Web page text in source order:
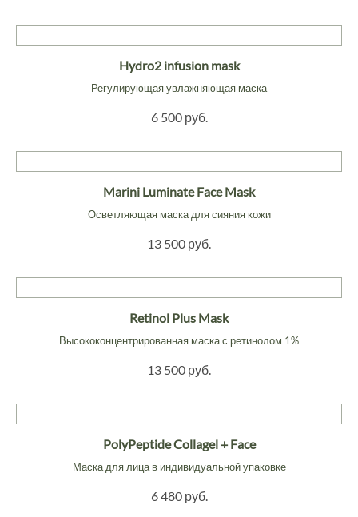
Hydro2 infusion mask
Регулирующая увлажняющая маска
6 500 руб.
Marini Luminate Face Mask
Осветляющая маска для сияния кожи
13 500 руб.
Retinol Plus Mask
Высококонцентрированная маска с ретинолом 1%
13 500 руб.
PolyPeptide Collagel + Face
Маска для лица в индивидуальной упаковке
6 480 руб.